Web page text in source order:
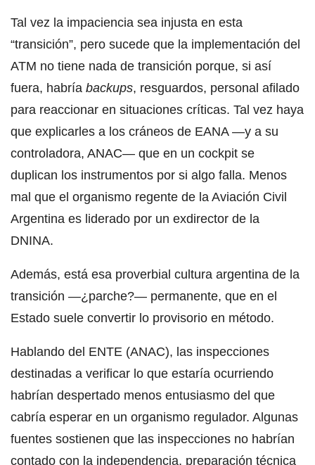
Tal vez la impaciencia sea injusta en esta
“transición”, pero sucede que la implementación del
ATM no tiene nada de transición porque, si así
fuera, habría backups, resguardos, personal afilado
para reaccionar en situaciones críticas. Tal vez haya
que explicarles a los cráneos de EANA —y a su
controladora, ANAC— que en un cockpit se
duplican los instrumentos por si algo falla. Menos
mal que el organismo regente de la Aviación Civil
Argentina es liderado por un exdirector de la
DNINA.
Además, está esa proverbial cultura argentina de la
transición —¿parche?— permanente, que en el
Estado suele convertir lo provisorio en método.
Hablando del ENTE (ANAC), las inspecciones
destinadas a verificar lo que estaría ocurriendo
habrían despertado menos entusiasmo del que
cabría esperar en un organismo regulador. Algunas
fuentes sostienen que las inspecciones no habrían
contado con la independencia, preparación técnica